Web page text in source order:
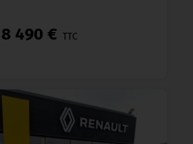
8 490 € TTC